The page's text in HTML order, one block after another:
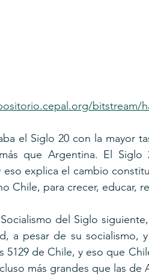
bitstream/
el Siglo 20 con la mayor
que Argentina. El
eso explica el cambio
Chile, para crecer, educar,
del Siglo
a pesar de su socialismo,
5129 de Chile, y eso que
más grandes que las de